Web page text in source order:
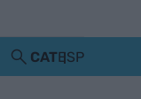
CATESP